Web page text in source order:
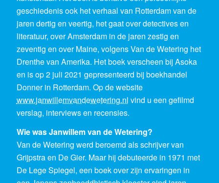
geschiedenis ook het verhaal van Rotterdam van de
jaren dertig en veertig, het gaat over detectives en
literatuur, over Amsterdam in de jaren zestig en
zeventig en over Maine, volgens Van de Wetering het
Drenthe van Amerika. Het boek verscheen bij Asoka
en is op 2 juli 2021 gepresenteerd bij boekhandel
Donner in Rotterdam. Op de website
www.janwillemvandewetering.nl vind u een gefilmd
verslag, interviews en recensies.
Wie was Janwillem van de Wetering?
Van de Wetering werd beroemd als schrijver van
Grijpstra en De Gier. Maar hij debuteerde in 1971 met
De Lege Spiegel, een boek over zijn ervaringen in